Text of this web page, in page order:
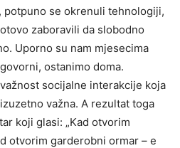
potpuno se okrenuli tehnologiji,
zaboravili da slobodno
Uporno su nam mjesecima
ostanimo doma.
socijalne interakcije koja
važna. A rezultat toga
koji glasi: „Kad otvorim
otvorim garderobni ormar – e